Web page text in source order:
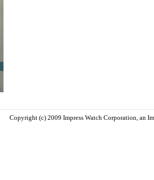
Copyright (c) 2009 Impress Watch Corporation, an